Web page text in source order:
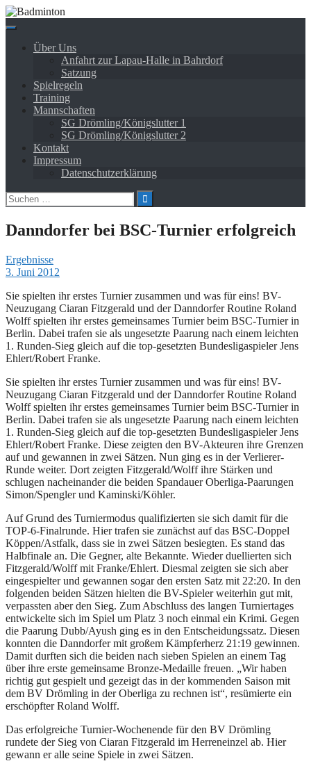
Springe
zum
Über Uns
Anfahrt zur Lapau-Halle in Bahrdorf
Satzung
Spielregeln
Training
Mannschaften
SG Drömling/Königslutter 1
SG Drömling/Königslutter 2
Kontakt
Impressum
Datenschutzerklärung
Suchen
nach:
Danndorfer bei BSC-Turnier erfolgreich
Ergebnisse
3. Juni 2012
Sie spielten ihr erstes Turnier zusammen und was für eins! BV-
Neuzugang Ciaran Fitzgerald und der Danndorfer Routine Roland
Wolff spielten ihr erstes gemeinsames Turnier beim BSC-Turnier in
Berlin. Dabei trafen sie als ungesetzte Paarung nach einem leichten
1. Runden-Sieg gleich auf die top-gesetzten Bundesligaspieler Jens
Ehlert/Robert Franke.
Sie spielten ihr erstes Turnier zusammen und was für eins! BV-
Neuzugang Ciaran Fitzgerald und der Danndorfer Routine Roland
Wolff spielten ihr erstes gemeinsames Turnier beim BSC-Turnier in
Berlin. Dabei trafen sie als ungesetzte Paarung nach einem leichten
1. Runden-Sieg gleich auf die top-gesetzten Bundesligaspieler Jens
Ehlert/Robert Franke. Diese zeigten den BV-Akteuren ihre Grenzen
auf und gewannen in zwei Sätzen. Nun ging es in der Verlierer-
Runde weiter. Dort zeigten Fitzgerald/Wolff ihre Stärken und
schlugen nacheinander die beiden Spandauer Oberliga-Paarungen
Simon/Spengler und Kaminski/Köhler.
Auf Grund des Turniermodus qualifizierten sie sich damit für die
TOP-6-Finalrunde. Hier trafen sie zunächst auf das BSC-Doppel
Köppen/Astfalk, dass sie in zwei Sätzen besiegten. Es stand das
Halbfinale an. Die Gegner, alte Bekannte. Wieder duellierten sich
Fitzgerald/Wolff mit Franke/Ehlert. Diesmal zeigten sie sich aber
eingespielter und gewannen sogar den ersten Satz mit 22:20. In den
folgenden beiden Sätzen hielten die BV-Spieler weiterhin gut mit,
verpassten aber den Sieg. Zum Abschluss des langen Turniertages
entwickelte sich im Spiel um Platz 3 noch einmal ein Krimi. Gegen
die Paarung Dubb/Ayush ging es in den Entscheidungssatz. Diesen
konnten die Danndorfer mit großem Kämpferherz 21:19 gewinnen.
Damit durften sich die beiden nach sieben Spielen an einem Tag
über ihre erste gemeinsame Bronze-Medaille freuen. „Wir haben
richtig gut gespielt und gezeigt das in der kommenden Saison mit
dem BV Drömling in der Oberliga zu rechnen ist“, resümierte ein
erschöpfter Roland Wolff.
Das erfolgreiche Turnier-Wochenende für den BV Drömling
rundete der Sieg von Ciaran Fitzgerald im Herreneinzel ab. Hier
gewann er alle seine Spiele in zwei Sätzen.